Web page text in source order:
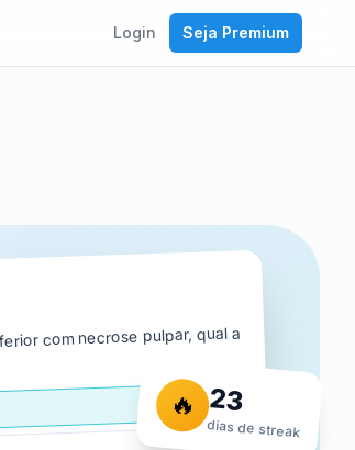
Login Seja Premium
com necrose pulpar, qual a
🔥 23
dias de streak